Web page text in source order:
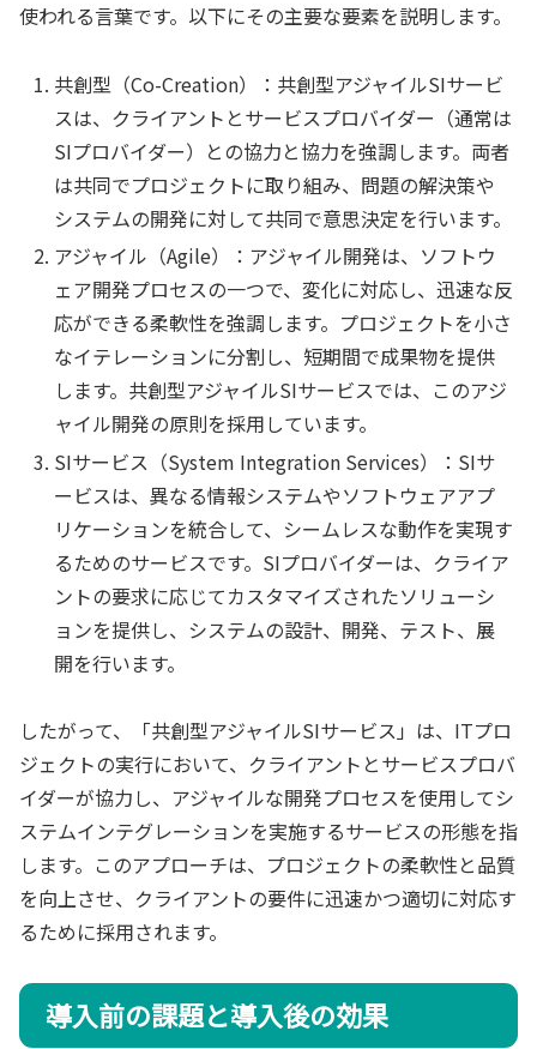
使われる言葉です。以下にその主要な要素を説明します。
共創型（Co-Creation）：共創型アジャイルSIサービ
スは、クライアントとサービスプロバイダー（通常は
SIプロバイダー）との協力と協力を強調します。両者
は共同でプロジェクトに取り組み、問題の解決策や
システムの開発に対して共同で意思決定を行います。
アジャイル（Agile）：アジャイル開発は、ソフトウ
ェア開発プロセスの一つで、変化に対応し、迅速な反
応ができる柔軟性を強調します。プロジェクトを小さ
なイテレーションに分割し、短期間で成果物を提供
します。共創型アジャイルSIサービスでは、このアジ
ャイル開発の原則を採用しています。
SIサービス（System Integration Services）：SIサ
ービスは、異なる情報システムやソフトウェアアプ
リケーションを統合して、シームレスな動作を実現す
るためのサービスです。SIプロバイダーは、クライア
ントの要求に応じてカスタマイズされたソリューシ
ョンを提供し、システムの設計、開発、テスト、展
開を行います。
したがって、「共創型アジャイルSIサービス」は、ITプロ
ジェクトの実行において、クライアントとサービスプロバ
イダーが協力し、アジャイルな開発プロセスを使用してシ
ステムインテグレーションを実施するサービスの形態を指
します。このアプローチは、プロジェクトの柔軟性と品質
を向上させ、クライアントの要件に迅速かつ適切に対応す
るために採用されます。
導入前の課題と導入後の効果